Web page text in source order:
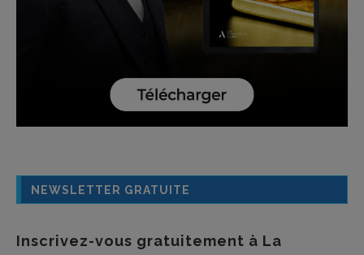
NEWSLETTER GRATUITE
Inscrivez-vous gratuitement à La